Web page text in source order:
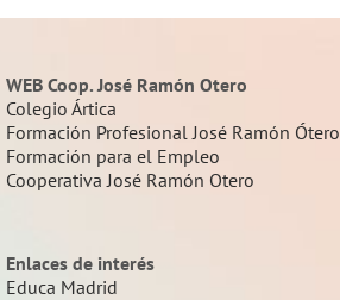
WEB Coop. José Ramón Otero
Colegio Ártica
Formación Profesional José Ramón Ótero
Formación para el Empleo
Cooperativa José Ramón Otero
Enlaces de interés
Educa Madrid